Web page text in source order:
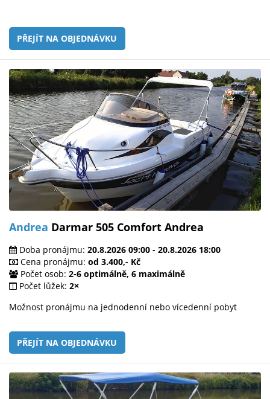
PŘEJÍT NA OBJEDNÁVKU
Andrea Darmar 505 Comfort Andrea
Doba pronájmu: 20.8.2026 09:00 - 20.8.2026 18:00
Cena pronájmu: od 3.400,- Kč
Počet osob: 2-6 optimálně, 6 maximálně
Počet lůžek: 2×
Možnost pronájmu na jednodenní nebo vícedenní pobyt
PŘEJÍT NA OBJEDNÁVKU